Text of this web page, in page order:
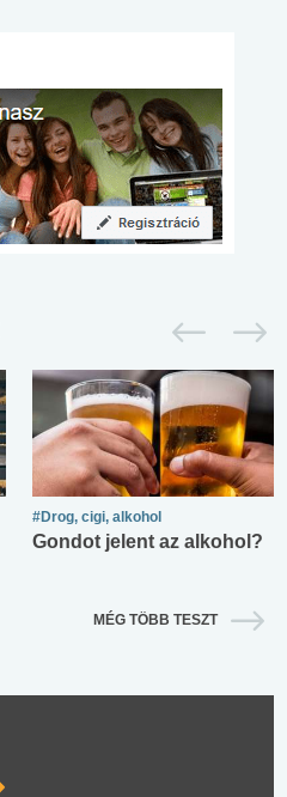
#Drog, cigi, alkohol
Gondot jelent az alkohol?
MÉG TÖBB TESZT